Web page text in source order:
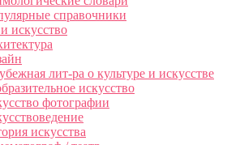
справочники
искусство
лит-ра о культуре и искусстве
искусство
фотографии
искусства